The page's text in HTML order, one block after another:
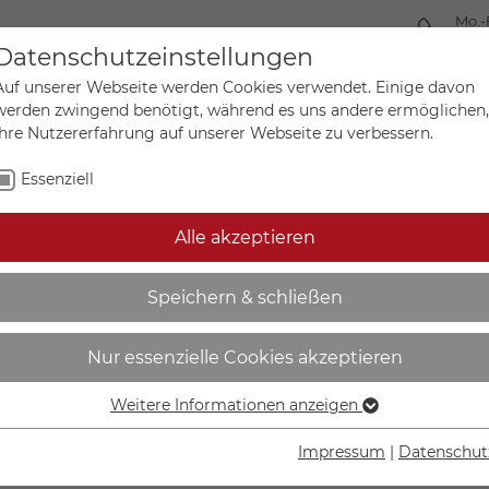
Mein
Sonderanfertigungen
| Kaltwasser
IN DEN
Lieferzeit
unserer Webseite werden Cookies verwendet. Einige davon
zwingend benötigt, während es uns andere ermöglichen,
Nutzererfahrung auf unserer Webseite zu verbessern.
Essenziell
Alle akzeptieren
Speichern & schließen
Nur essenzielle Cookies akzeptieren
Essenzielle Cookies werden für grundlegende Funktionen der
Weitere Informationen anzeigen
Impressum